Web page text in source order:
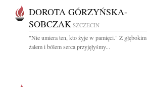
DOROTA GÓRZYŃSKA-
SOBCZAK SZCZECIN
"Nie umiera ten, kto żyje w pamięci." Z głębokim
żalem i bólem serca przyjęłyśmy...